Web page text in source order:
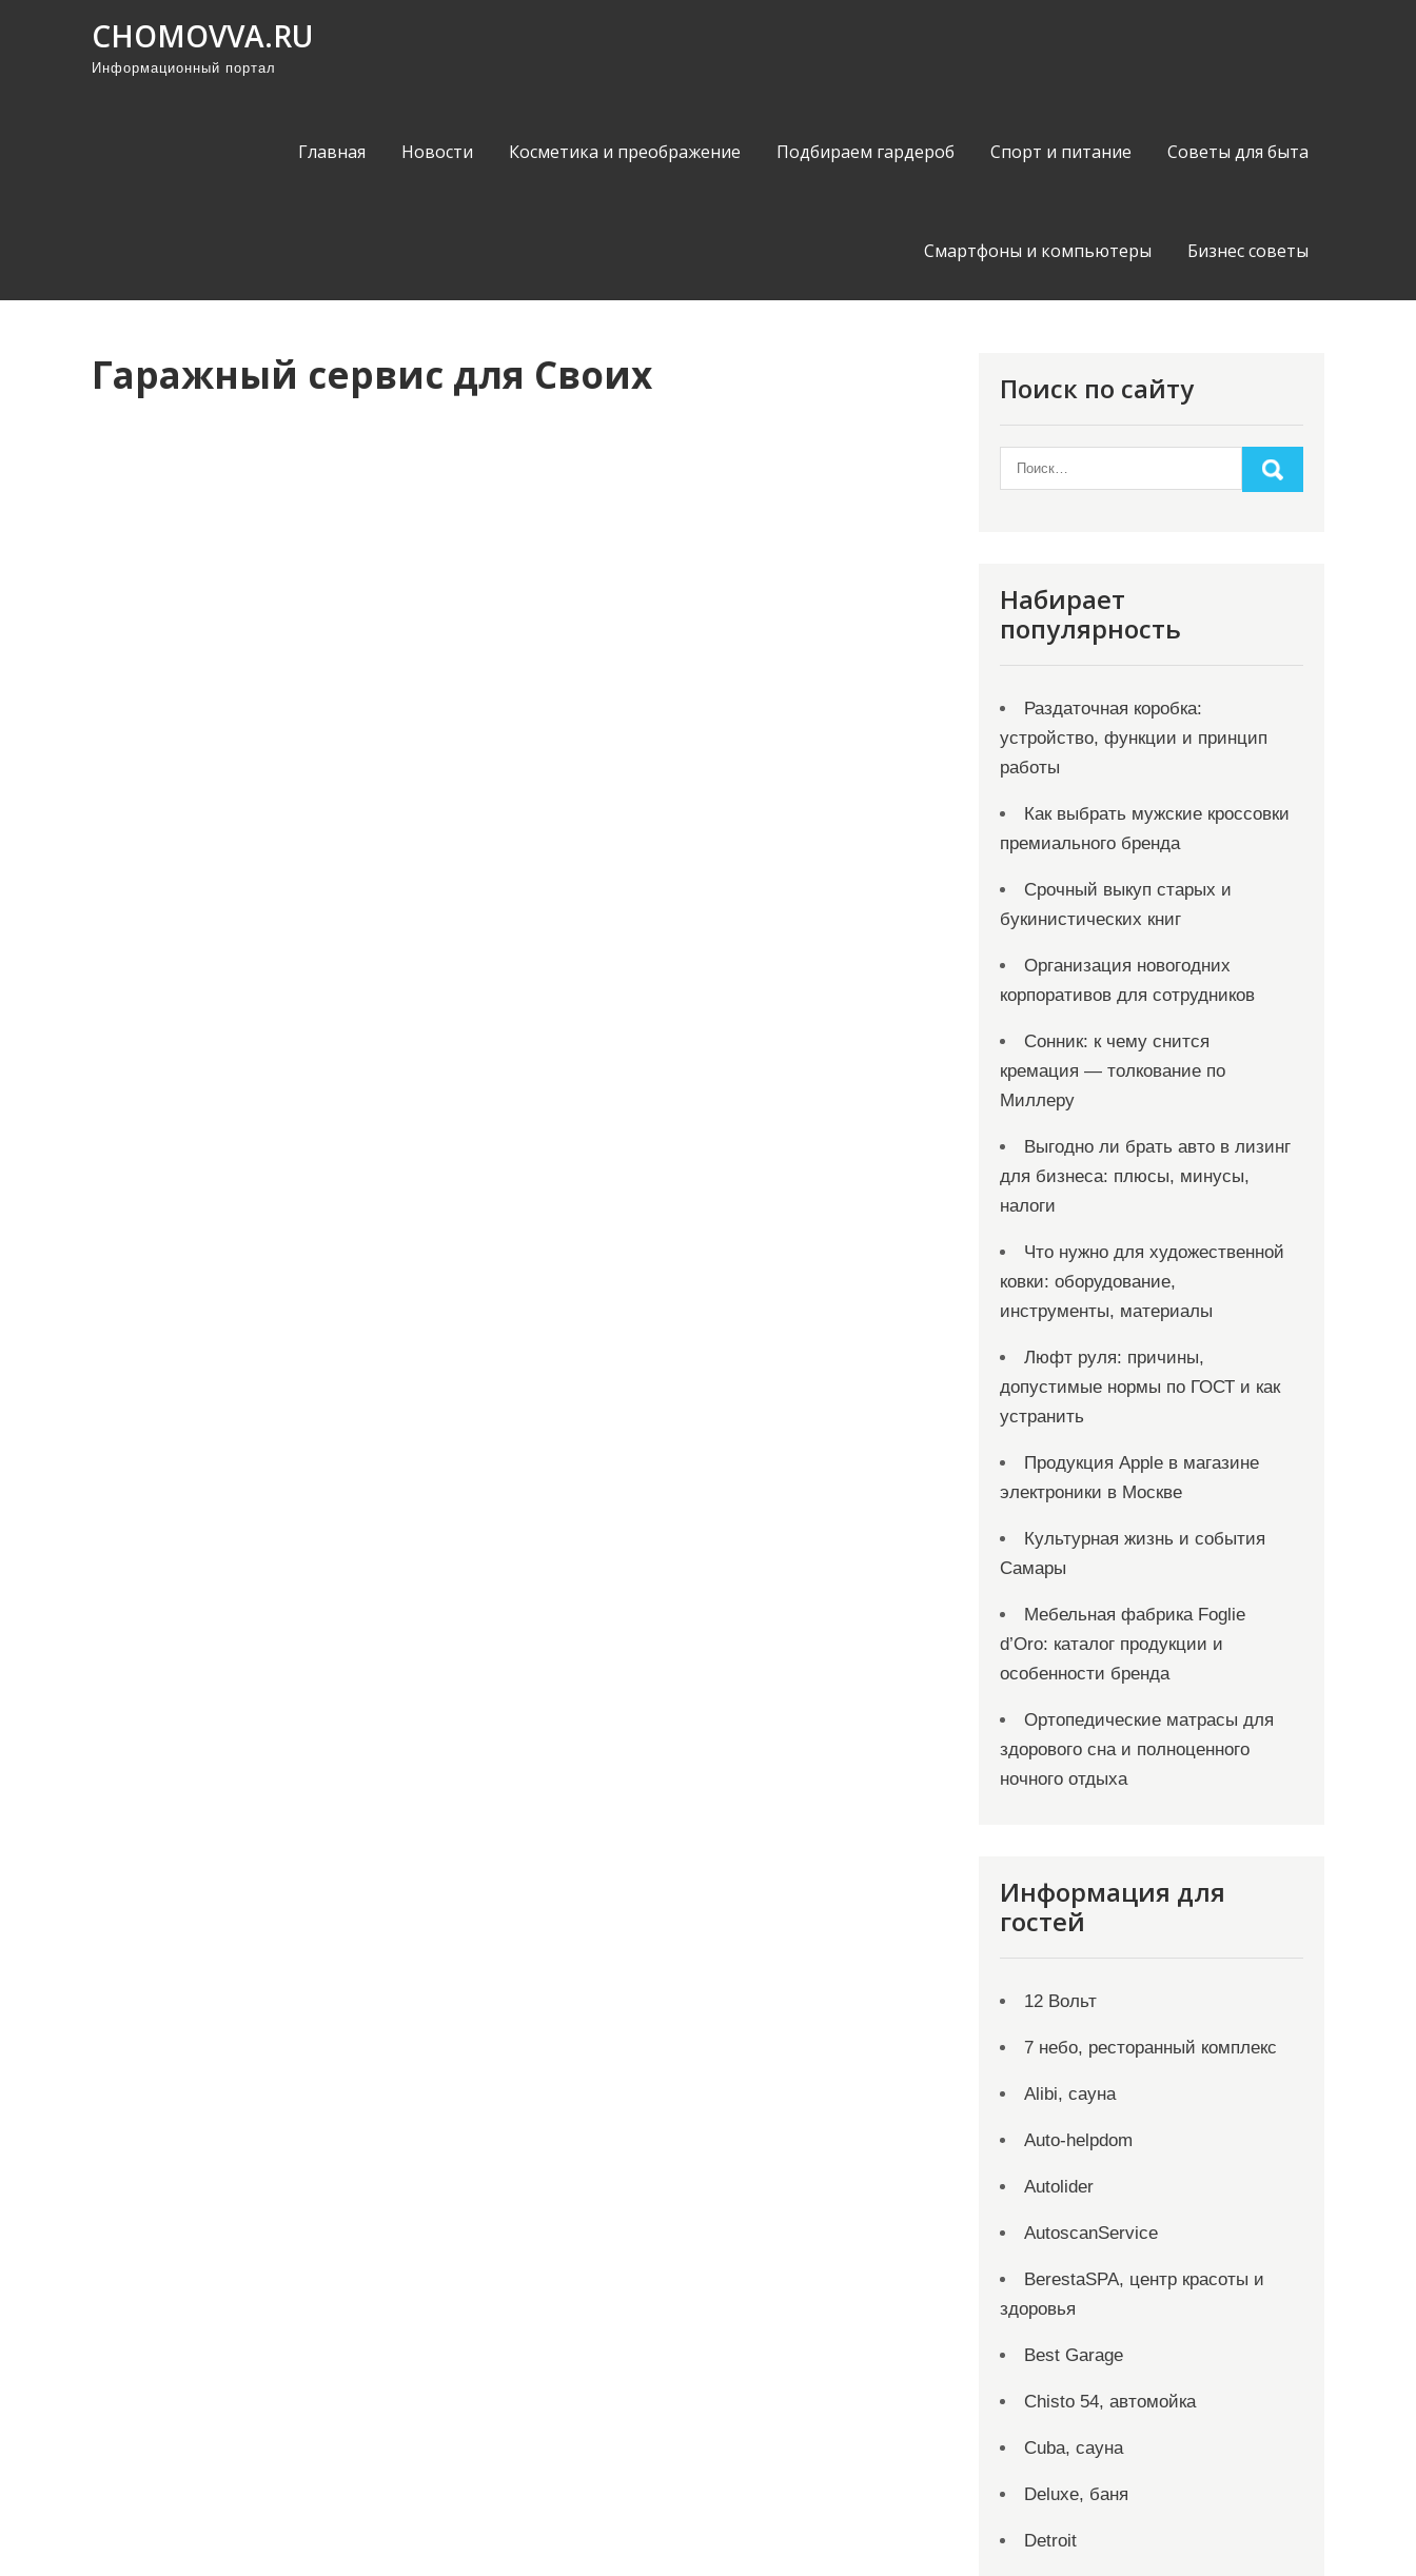
CHOMOVVA.RU
Информационный портал
Главная Новости Косметика и преображение Подбираем гардероб Спорт и питание Советы для быта
Смартфоны и компьютеры Бизнес советы
Гаражный сервис для Своих Поиск по сайту
Набирает
популярность
Раздаточная коробка:
устройство, функции и принцип
работы
Как выбрать мужские кроссовки
премиального бренда
Срочный выкуп старых и
букинистических книг
Организация новогодних
корпоративов для сотрудников
Сонник: к чему снится
кремация — толкование по
Миллеру
Выгодно ли брать авто в лизинг
для бизнеса: плюсы, минусы,
налоги
Что нужно для художественной
ковки: оборудование,
инструменты, материалы
Люфт руля: причины,
допустимые нормы по ГОСТ и как
устранить
Продукция Apple в магазине
электроники в Москве
Культурная жизнь и события
Самары
Мебельная фабрика Foglie
d’Oro: каталог продукции и
особенности бренда
Ортопедические матрасы для
здорового сна и полноценного
ночного отдыха
Информация для
гостей
12 Вольт
7 небо, ресторанный комплекс
Alibi, сауна
Auto-helpdom
Autolider
AutoscanService
BerestaSPA, центр красоты и
здоровья
Best Garage
Chisto 54, автомойка
Cuba, сауна
Deluxe, баня
Detroit